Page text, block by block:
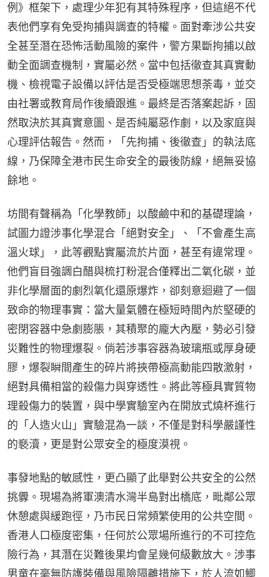
例》框架下，處理少年犯有其特殊程序，但這絕不代
表他們享有免受拘捕與調查的特權。面對牽涉公共安
全甚至潛在恐怖活動風險的案件，警方果斷拘捕以啟
動全面調查機制，實屬必然。當中包括徹查其真實動
機、檢視電子設備以評估是否受極端思想荼毒，並交
由社署或教育局作後續跟進。最終是否落案起訴，固
然取決於其真實意圖、是否純屬惡作劇，以及家庭與
心理評估報告。然而，「先拘捕、後徹查」的執法底
線，乃保障全港市民生命安全的最後防線，絕無妥協
餘地。
坊間有聲稱為「化學教師」以酸鹼中和的基礎理論，
試圖力證涉事化學混合「絕對安全」、「不會產生高
溫火球」，此等觀點實屬流於片面，甚至有違常理。
他們盲目強調白醋與梳打粉混合僅釋出二氧化碳，並
非化學層面的劇烈氧化還原爆炸，卻刻意迴避了一個
致命的物理事實：當大量氣體在極短時間內於堅硬的
密閉容器中急劇膨脹，其積聚的龐大內壓，勢必引發
災難性的物理爆裂。倘若涉事容器為玻璃瓶或厚身硬
膠，爆裂瞬間產生的碎片將挾帶極高動能四散激射，
絕對具備相當的殺傷力與穿透性。將此等極具實質物
理殺傷力的裝置，與中學實驗室內在開放式燒杯進行
的「人造火山」實驗混為一談，不僅是對科學嚴謹性
的褻瀆，更是對公眾安全的極度漠視。
事發地點的敏感性，更凸顯了此舉對公共安全的公然
挑釁。現場為將軍澳清水灣半島對出橋底，毗鄰公眾
休憩處與緩跑徑，乃市民日常頻繁使用的公共空間。
香港人口極度密集，任何於公眾場所進行的不可控危
險行為，其潛在災難後果均會呈幾何級數放大。涉事
男童在毫無防護裝備與風險隔離措施下，於人流如鯽